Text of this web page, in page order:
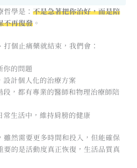
學是： 不是急著把你治好，而是陪
不再復發。
個止痛藥就結束，我們會：
你的問題
設計個人化的治療方案
段，都有專業的醫師和物理治療師陪
常生活中，維持肩膀的健康
雖然需要更多時間和投入，但能確保
要的是活動度真正恢復，生活品質真